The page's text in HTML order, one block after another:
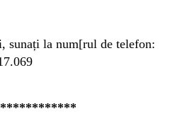
, sunați la num[rul de telefon: